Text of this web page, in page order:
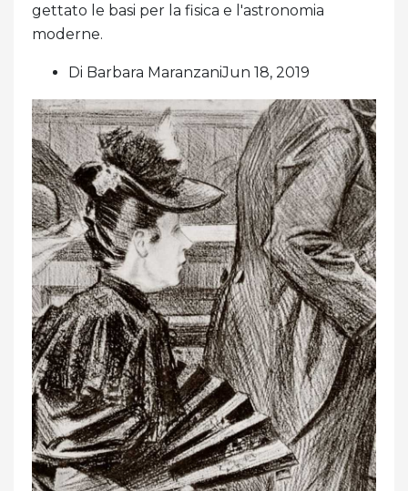
gettato le basi per la fisica e l'astronomia
moderne.
Di Barbara MaranzaniJun 18, 2019